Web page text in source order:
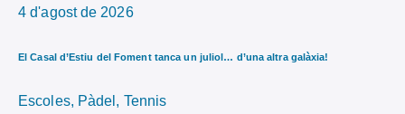
4 d'agost de 2026
El Casal d’Estiu del Foment tanca un juliol… d’una altra galàxia!
Escoles, Pàdel, Tennis